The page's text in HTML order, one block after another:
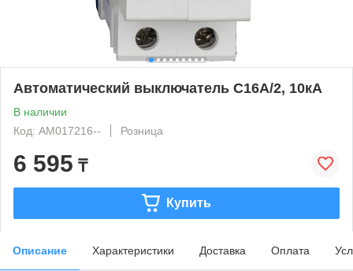
Автоматический выключатель C16А/2, 10кА
В наличии
Код: AM017216--
Розница
6 595 ₸
Купить
Описание Характеристики Доставка Оплата